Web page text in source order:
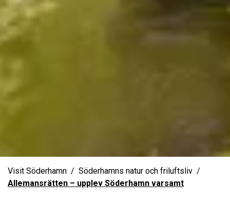
Visit Söderhamn
Söderhamns natur och friluftsliv
Allemansrätten – upplev Söderhamn varsamt